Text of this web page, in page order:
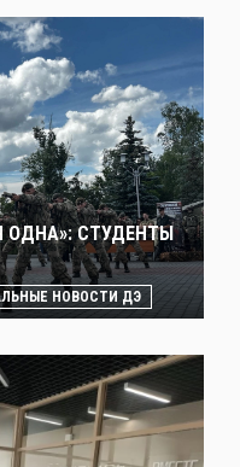
ОДНА»: СТУДЕНТЫ
НОВОСТИ ДЭ